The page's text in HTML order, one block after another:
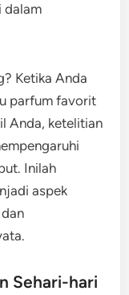
dalam
Ketika Anda
parfum favorit
Anda, ketelitian
Inilah
aspek
Sehari-hari